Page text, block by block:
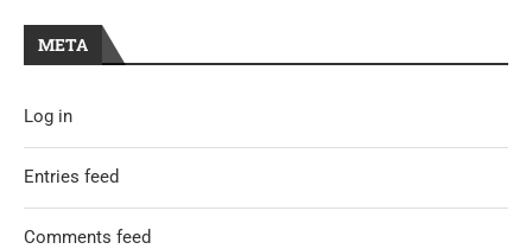
META
Log in
Entries feed
Comments feed